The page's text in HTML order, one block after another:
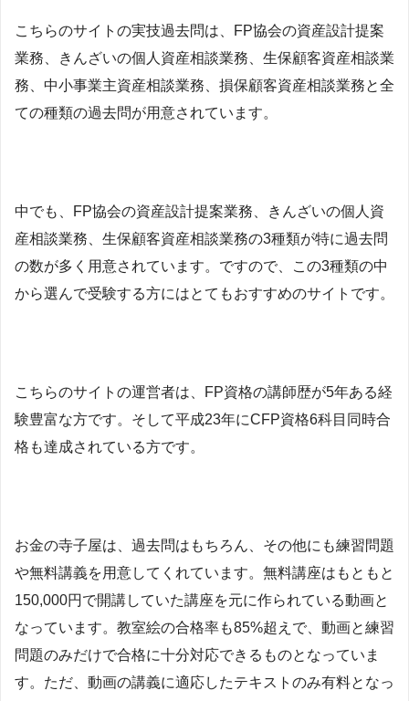
こちらのサイトの実技過去問は
FP協会の資産設計提案
業務、きんざいの個人資産相談業務、生保顧客資産相談業
務、中小事業主資産相談業務、損保顧客資産相談業務と全
ての種類の過去問が用意されています。
中でも、FP協会の資産設計提案業務、きんざいの個人資
産相談業務、生保顧客資産相談業務の3種類が特に過去問
の数が多く用意されています。ですので、この3種類の中
から選んで受験する方にはとてもおすすめのサイトです。
こちらのサイトの運営者は、FP資格の講師歴が5年ある経
験豊富な方です。そして平成23年にCFP資格6科目同時合
格も達成されている方です。
お金の寺子屋は、過去問はもちろん、その他にも練習問題
や無料講義を用意してくれています。無料講座はもともと
150,000円で開講していた講座を元に作られている動画と
なっています。教室絵の合格率も85%超えで、動画と練習
問題のみだけで合格に十分対応できるものとなっていま
す。ただ、動画の講義に適応したテキストのみ有料となっ